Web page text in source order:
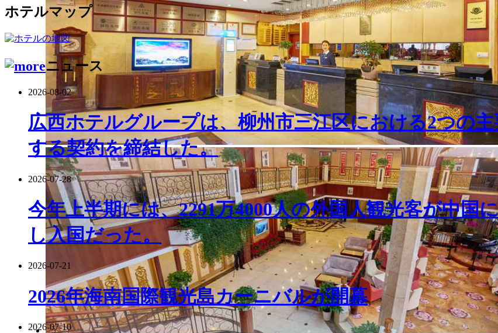
ホテルマップ
ニュース
2026-08-02
広西ホテルグループは、柳州市三江区における2つの
する契約を締結した。
2026-07-28
今年上半期には、2291万4000人の外国人観光客が中国
し入国だった。
2026-07-21
2026年海南国際観光島カーニバルが開幕
2026-07-10